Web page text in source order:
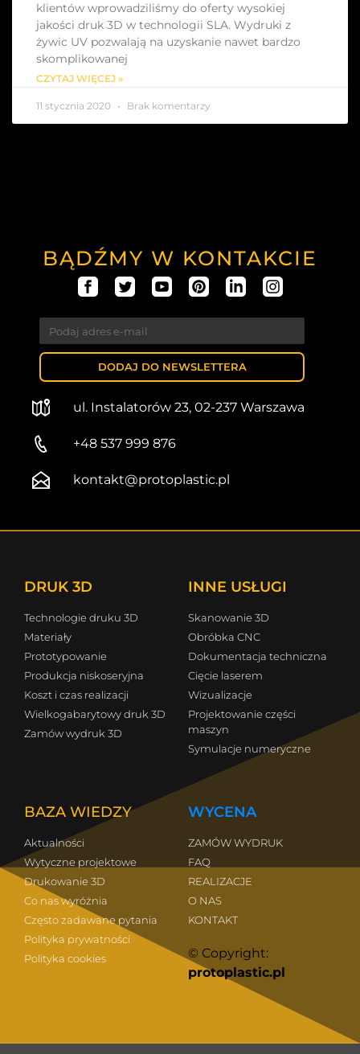
klientów wprowadziliśmy do oferty wysokiej
jakości druk 3D w technologii SLA. Wydruki z
żywic UV pozwalają na uzyskanie nawet bardzo
skomplikowanej
CZYTAJ WIĘCEJ »
11 stycznia 2020 Brak komentarzy
BĄDŹMY W KONTAKCIE
DODAJ DO NEWSLETTERA
ul. Instalatorów 23, 02-237 Warszawa
+48 537 999 876
kontakt@protoplastic.pl
DRUK 3D
Technologie druku 3D
Materiały
Prototypowanie
Produkcja niskoseryjna
Koszt i czas realizacji
Wielkogabarytowy druk 3D
Zamów wydruk 3D
INNE USŁUGI
Skanowanie 3D
Obróbka CNC
Dokumentacja techniczna
Cięcie laserem
Wizualizacje
Projektowanie części
maszyn
Symulacje numeryczne
BAZA WIEDZY
Aktualności
Wytyczne projektowe
Drukowanie 3D
Co nas wyróżnia
Często zadawane pytania
Polityka prywatności
Polityka cookies
WYCENA
ZAMÓW WYDRUK
FAQ
REALIZACJE
O NAS
KONTAKT
© Copyright:
protoplastic.pl